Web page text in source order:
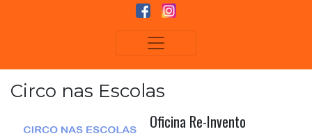
Circo nas Escolas
Oficina Re-Invento